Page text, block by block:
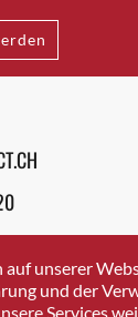
unserer
und der
Services